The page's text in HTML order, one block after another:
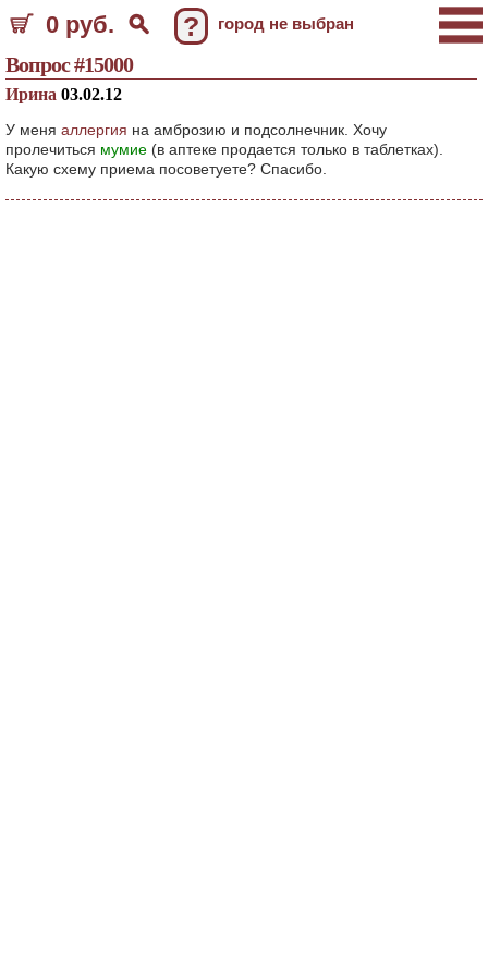
0 руб. ? город не выбран
Вопрос #15000
Ирина 03.02.12
У меня аллергия на амброзию и подсолнечник. Хочу
пролечиться мумие (в аптеке продается только в таблетках).
Какую схему приема посоветуете? Спасибо.